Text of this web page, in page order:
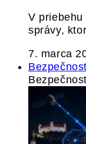
V
správy,
7. marca